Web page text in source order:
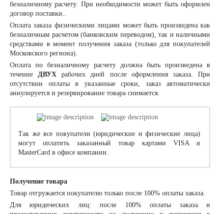
безналичному расчету. При необходимости может быть оформлен
договор поставки..
Оплата заказа физическими лицами может быть произведена как
безналичным расчетом (банковским переводом), так и наличными
средствами в момент получения заказа (только для покупателей
Московского региона).
Оплата по безналичному расчету должна быть произведена в
течениеДВУХ рабочих дней после оформления заказа. При
отсутствии оплаты в указанные сроки, заказ автоматически
аннулируется и резервирование товара снимается.
Так же все покупатели (юридические и физические лица)
могут оплатить заказанный товар картами VISA и
MasterCard в офисе компании.
Получение товара
Товар отгружается покупателю только после 100% оплаты заказа.
Для юридических лиц: после 100% оплаты заказа и